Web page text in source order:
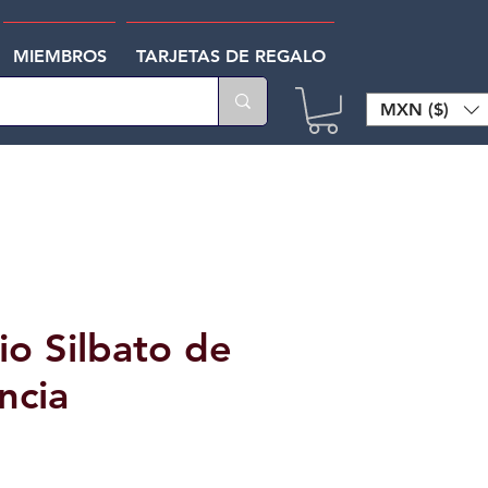
MIEMBROS TARJETAS DE REGALO
MXN ($)
Silbato de